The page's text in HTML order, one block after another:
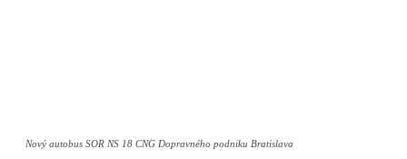
Nový autobus SOR NS 18 CNG Dopravného podniku Bratislava